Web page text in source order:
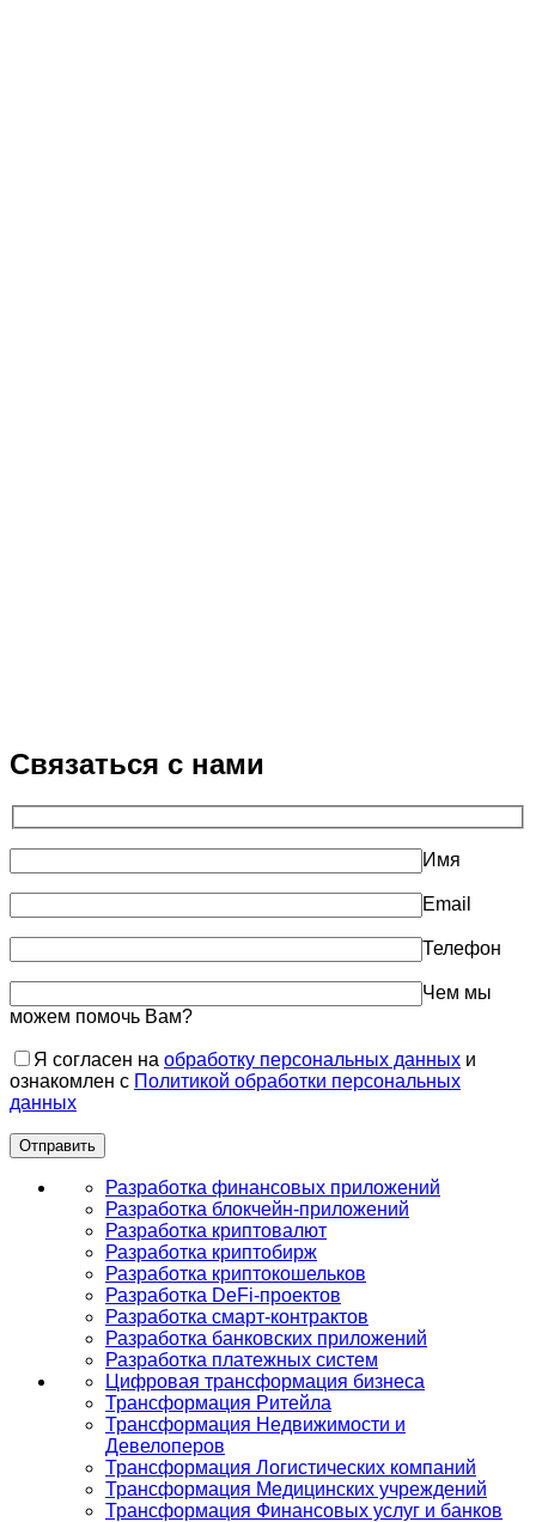
Связаться с нами
Имя
Email
Телефон
Чем мы
можем помочь Вам?
Я согласен на обработку персональных данных и
ознакомлен с Политикой обработки персональных
данных
Разработка финансовых приложений
Разработка блокчейн-приложений
Разработка криптовалют
Разработка криптобирж
Разработка криптокошельков
Разработка DeFi-проектов
Разработка смарт-контрактов
Разработка банковских приложений
Разработка платежных систем
Цифровая трансформация бизнеса
Трансформация Ритейла
Трансформация Недвижимости и
Девелоперов
Трансформация Логистических компаний
Трансформация Медицинских учреждений
Трансформация Финансовых услуг и банков